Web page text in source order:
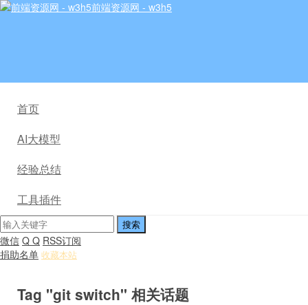
前端资源网 - w3h5
首页
AI大模型
经验总结
工具插件
微信 Q Q RSS订阅
捐助名单 收藏本站
Tag "git switch" 相关话题